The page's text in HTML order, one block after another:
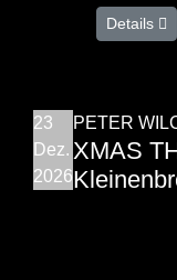
Details
23
Dez.
2026
PETER
XMAS